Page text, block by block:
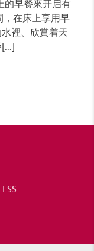
的早餐來开启有
在床上享用早
裡、欣賞着天